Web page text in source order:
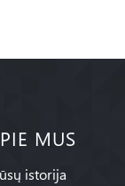
MUS
istorija